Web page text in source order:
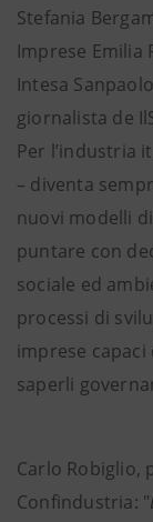
Stefania
Imprese Emilia
Intesa
giornalista de
Per l’industria
– diventa
nuovi modelli
puntare con
sociale ed
processi di
imprese
saperli
Carlo Robiglio,
Confindustria: "